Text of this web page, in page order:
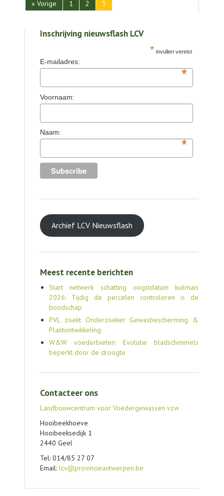
« Vorige 1 2 3
Inschrijving nieuwsflash LCV
* invullen vereist
E-mailadres:
*
Voornaam:
Naam:
*
Archief LCV Nieuwsflash
Meest recente berichten
Start netwerk schatting oogstdatum kuilmais
2026: Tijdig de percelen controleren is de
boodschap
PVL zoekt Onderzoeker Gewasbescherming &
Plantontwikkeling
W&W voederbieten: Evolutie bladschimmels
beperkt door de droogte
Contacteer ons
Landbouwcentrum voor Voedergewassen vzw
Hooibeekhoeve
Hooibeeksedijk 1
2440 Geel
Tel: 014/85 27 07
Email: lcv@provincieantwerpen.be